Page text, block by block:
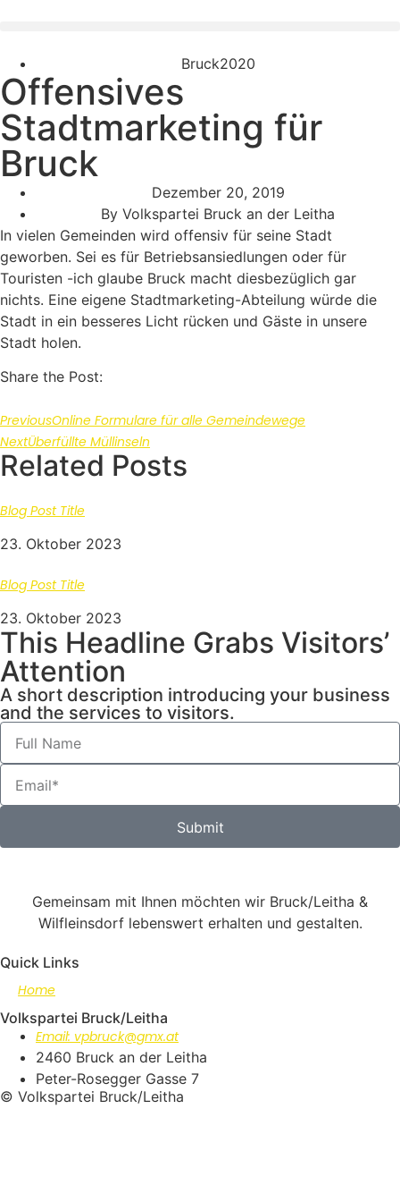
Bruck2020
Offensives
Stadtmarketing für
Bruck
Dezember 20, 2019
By Volkspartei Bruck an der Leitha
In vielen Gemeinden wird offensiv für seine Stadt
geworben. Sei es für Betriebsansiedlungen oder für
Touristen -ich glaube Bruck macht diesbezüglich gar
nichts. Eine eigene Stadtmarketing-Abteilung würde die
Stadt in ein besseres Licht rücken und Gäste in unsere
Stadt holen.
Share the Post:
PreviousOnline Formulare für alle Gemeindewege
NextÜberfüllte Müllinseln
Related Posts
Blog Post Title
23. Oktober 2023
Blog Post Title
23. Oktober 2023
This Headline Grabs Visitors’
Attention
A short description introducing your business
and the services to visitors.
Submit
Gemeinsam mit Ihnen möchten wir Bruck/Leitha &
Wilfleinsdorf lebenswert erhalten und gestalten.
Quick Links
Home
Volkspartei Bruck/Leitha
Email: vpbruck@gmx.at
2460 Bruck an der Leitha
Peter-Rosegger Gasse 7
© Volkspartei Bruck/Leitha